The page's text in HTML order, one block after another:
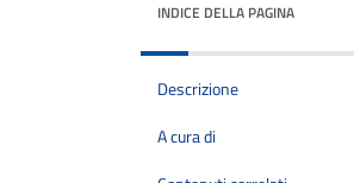
INDICE DELLA PAGINA
Descrizione
A cura di